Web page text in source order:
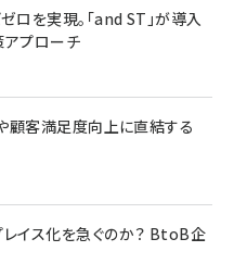
を実現。「and ST」が導入
プローチ
顧客満足度向上に直結する
イス化を急ぐのか？ BtoB企